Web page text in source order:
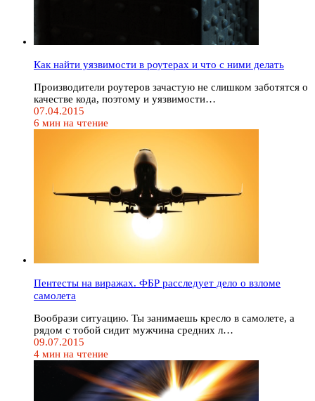
Как найти уязвимости в роутерах и что с ними делать
Производители роутеров зачастую не слишком заботятся о
качестве кода, поэтому и уязвимости…
07.04.2015
6 мин на чтение
Пентесты на виражах. ФБР расследует дело о взломе
самолета
Вообрази ситуацию. Ты занимаешь кресло в самолете, а
рядом с тобой сидит мужчина средних л…
09.07.2015
4 мин на чтение